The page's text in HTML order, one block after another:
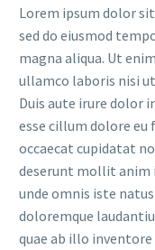
Lorem ipsum dolor
sed do eiusmod
magna aliqua. Ut
ullamco laboris nisi
Duis aute irure dolor
esse cillum dolore
occaecat cupidatat
deserunt mollit anim
unde omnis iste
doloremque
quae ab illo